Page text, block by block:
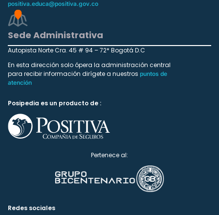
positiva.educa@positiva.gov.co
Sede Administrativa
Autopista Norte Cra. 45 # 94 – 72* Bogotá D.C
En esta dirección solo ópera la administración central
para recibir información dirígete a nuestros puntos de
atención
Posipedia es un producto de :
Pertenece al:
Redes sociales